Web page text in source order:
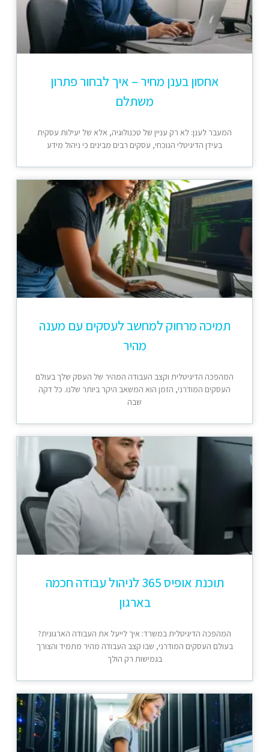
אחסון בענן מחיר – איך לבחור פתרון
משתלם
המעבר לענן: לא רק עניין של טכנולוגיה, אלא של יעילות עסקית
בעידן הדיגיטלי הנוכחי, עסקים רבים מבינים כי ניהול מידע
תמיכה מרחוק למחשב לעסקים עם מענה
מהיר
המהפכה הדיגיטלית וקצב העבודה המהיר של העסק שלך בעולם
העסקים המודרני, הזמן הוא המשאב היקר ביותר שלנו. כל דקה
שבה
תוכנת אופיס 365 לניהול עבודה חכמה
בארגון
המהפכה הדיגיטלית במשרד: איך לייעל את העבודה הארגונית?
בעולם העסקים המודרני, שבו קצב העבודה מהיר מתמיד והצורך
בגמישות רק הולך